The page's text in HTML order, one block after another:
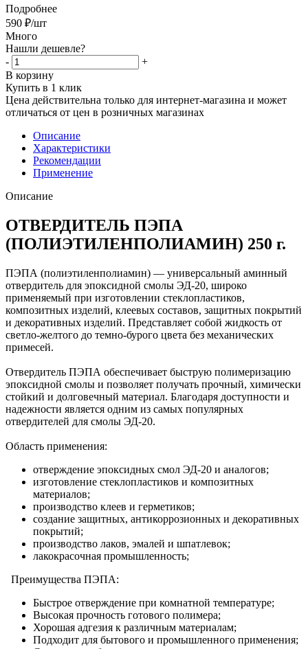
Подробнее
590 ₽/шт
Много
Нашли дешевле?
-
+
В корзину
Купить в 1 клик
Цена действительна только для интернет-магазина и может
отличаться от цен в розничных магазинах
Описание
Характеристики
Рекомендации
Применение
Описание
ОТВЕРДИТЕЛЬ ПЭПА
(ПОЛИЭТИЛЕНПОЛИАМИН) 250 г.
ПЭПА (полиэтиленполиамин) — универсальный аминный
отвердитель для эпоксидной смолы ЭД-20, широко
применяемый при изготовлении стеклопластиков,
композитных изделий, клеевых составов, защитных покрытий
и декоративных изделий. Представляет собой жидкость от
светло-желтого до темно-бурого цвета без механических
примесей.
Отвердитель ПЭПА обеспечивает быструю полимеризацию
эпоксидной смолы и позволяет получать прочный, химически
стойкий и долговечный материал. Благодаря доступности и
надежности является одним из самых популярных
отвердителей для смолы ЭД-20.
Область применения:
отверждение эпоксидных смол ЭД-20 и аналогов;
изготовление стеклопластиков и композитных
материалов;
производство клеев и герметиков;
создание защитных, антикоррозионных и декоративных
покрытий;
производство лаков, эмалей и шпатлевок;
лакокрасочная промышленность;
Преимущества ПЭПА:
Быстрое отверждение при комнатной температуре;
Высокая прочность готового полимера;
Хорошая адгезия к различным материалам;
Подходит для бытового и промышленного применения;